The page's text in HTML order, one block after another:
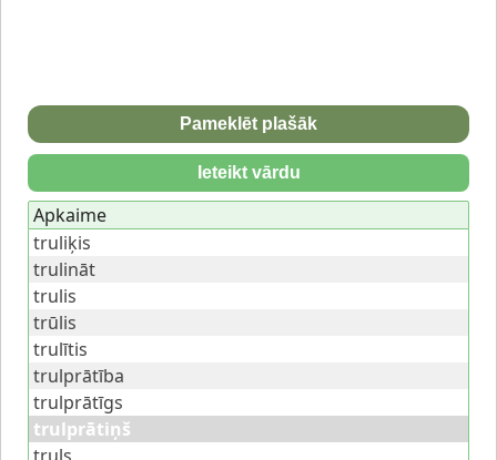
Pameklēt plašāk
Ieteikt vārdu
Apkaime
truliķis
trulināt
trulis
trūlis
trulītis
trulprātība
trulprātīgs
trulprātiņš